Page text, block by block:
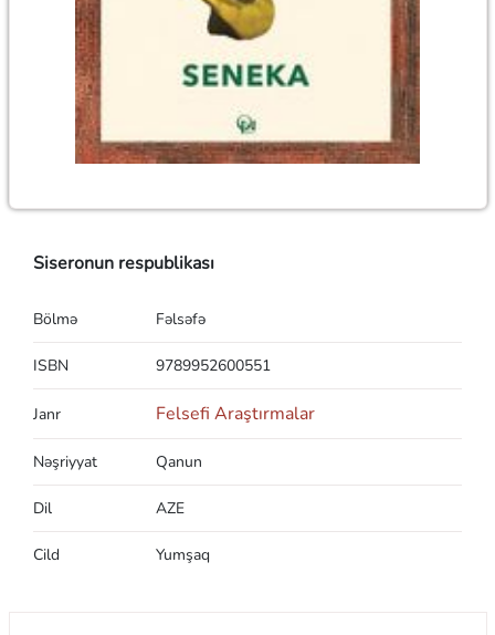
Siseronun respublikası
Bölmə Fəlsəfə
ISBN 9789952600551
Janr Felsefi Araştırmalar
Nəşriyyat Qanun
Dil AZE
Cild Yumşaq